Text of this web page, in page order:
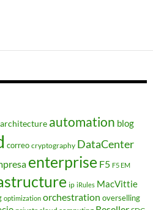
architecture automation blog
correo cryptography DataCenter
enterprise F5 F5 EM
ip iRules MacVittie
optimization orchestration overselling